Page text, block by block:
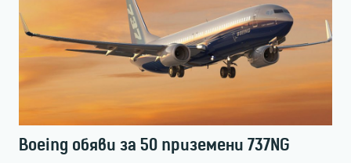
Boeing обяви за 50 приземени 737NG